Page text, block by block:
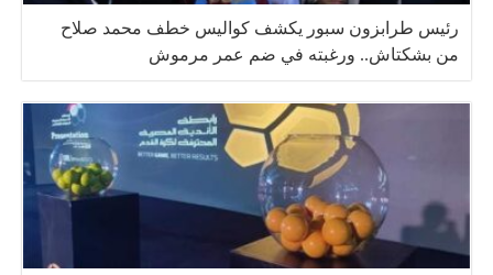
رئيس طرابزون سبور يكشف كواليس خطف محمد صلاح
من بشكتاش.. ورغبته في ضم عمر مرموش